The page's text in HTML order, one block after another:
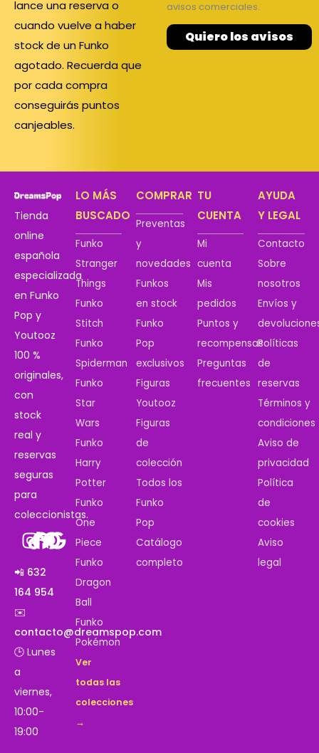
lance una reserva o
cuando vuelve a haber
stock de un Funko
agotado. Recuerda que
por cada compra
conseguirás puntos
canjeables.
avisos comerciales.
Quiero los avisos
Tienda
online
española
especializada
en Funko
Pop y
Youtooz
100 %
originales,
con
stock
real y
reservas
seguras
para
coleccionistas.
📲 632
164 954
✉️
contacto@dreamspop.com
🕒 Lunes
a
viernes,
10:00-
19:00
LO MÁS
BUSCADO
Funko
Stranger
Things
Funko
Stitch
Funko
Spiderman
Funko
Star
Wars
Funko
Harry
Potter
Funko
One
Piece
Funko
Dragon
Ball
Funko
Pokémon
Ver
todas las
colecciones
→
COMPRAR
Preventas
y
novedades
Funkos
en stock
Funko
Pop
exclusivos
Figuras
Youtooz
Figuras
de
colección
Todos los
Funko
Pop
Catálogo
completo
TU
CUENTA
Mi
cuenta
Mis
pedidos
Puntos y
recompensas
Preguntas
frecuentes
AYUDA
Y LEGAL
Contacto
Sobre
nosotros
Envíos y
Políticas
de
reservas
Términos y
condiciones
Aviso de
privacidad
Política
de
cookies
Aviso
legal